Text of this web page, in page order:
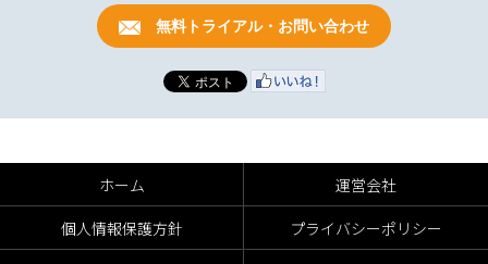
無料トライアル・お問い合わせ
ホーム
運営会社
個人情報保護方針
プライバシーポリシー